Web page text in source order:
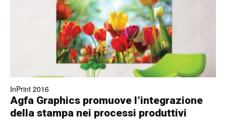
InPrint 2016
Agfa Graphics promuove l’integrazione
della stampa nei processi produttivi